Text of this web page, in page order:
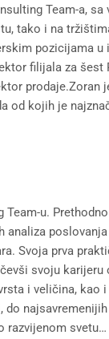
Team-a,
tako i na
pozicijama
filijala za
od kojih je
Team-u.
Svoja prva
svoju
i veličina,
razvijenom svetu…